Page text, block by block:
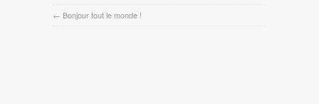
← Bonjour tout le monde !